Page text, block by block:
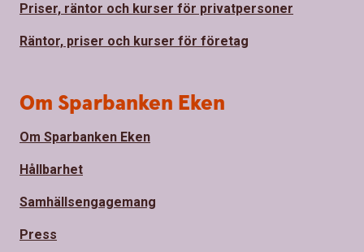
Priser, räntor och kurser för privatpersoner
Räntor, priser och kurser för företag
Om Sparbanken Eken
Om Sparbanken Eken
Hållbarhet
Samhällsengagemang
Press